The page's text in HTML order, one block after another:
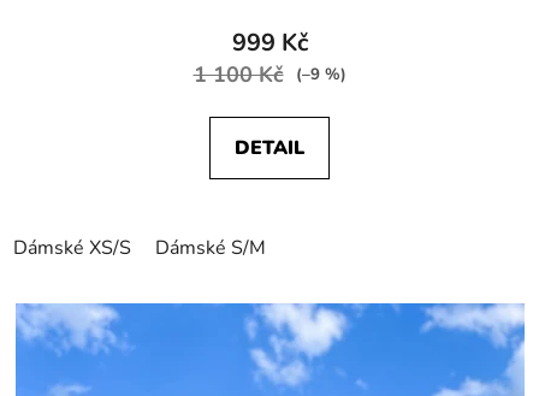
999 Kč
1 100 Kč (–9 %)
DETAIL
Dámské XS/S Dámské S/M